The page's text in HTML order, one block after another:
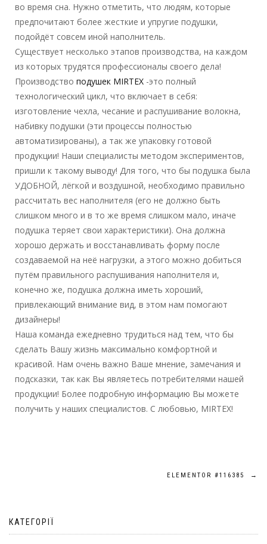
во время сна. Нужно отметить, что людям, которые
предпочитают более жесткие и упругие подушки,
подойдёт совсем иной наполнитель.
Существует несколько этапов производства, на каждом
из которых трудятся профессионалы своего дела!
Производство подушек MIRTEX -это полный
технологический цикл, что включает в себя:
изготовление чехла, чесание и распушивание волокна,
набивку подушки (эти процессы полностью
автоматизированы), а так же упаковку готовой
продукции! Наши специалисты методом экспериментов,
пришли к такому выводу! Для того, что бы подушка была
УДОБНОЙ, лёгкой и воздушной, необходимо правильно
рассчитать вес наполнителя (его не должно быть
слишком много и в то же время слишком мало, иначе
подушка теряет свои характеристики). Она должна
хорошо держать и восстанавливать форму после
создаваемой на неё нагрузки, а этого можно добиться
путём правильного распушивания наполнителя и,
конечно же, подушка должна иметь хороший,
привлекающий внимание вид, в этом нам помогают
дизайнеры!
Наша команда ежедневно трудиться над тем, что бы
сделать Вашу жизнь максимально комфортной и
красивой. Нам очень важно Ваше мнение, замечания и
подсказки, так как Вы являетесь потребителями нашей
продукции! Более подробную информацию Вы можете
получить у наших специалистов. С любовью, MIRTEX!
ELEMENTOR #116385 →
КАТЕГОРІЇ